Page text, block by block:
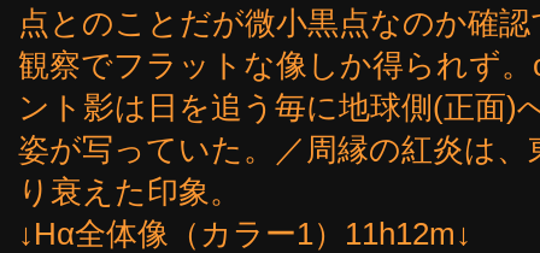
点とのことだが微小黒点なのか確
観察でフラットな像しか得られず
ント影は日を追う毎に地球側(正面)
姿が写っていた。／周縁の紅炎は
り衰えた印象。
↓Hα全体像（カラー1）11h12m↓